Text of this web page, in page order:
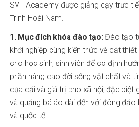
SVF Academy được giảng dạy trực
Trịnh Hoài Nam.
1. Mục đích khóa đào tạo: Đào tạo
khởi nghiệp cùng kiến thức về cắt
cho học sinh, sinh viên để có định
phần nâng cao đời sống vật chất và
của cải và giá trị cho xã hội, đặc biệt
và quảng bá áo dài đến với đông đảo
và quốc tế.